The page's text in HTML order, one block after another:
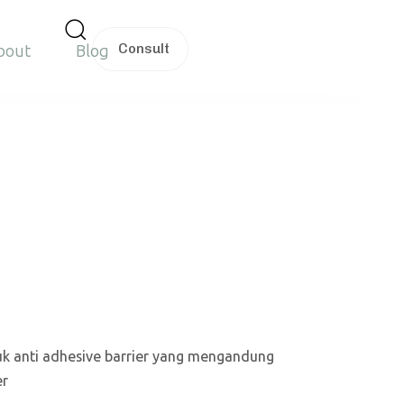
Blog Consult
anti adhesive barrier yang mengandung